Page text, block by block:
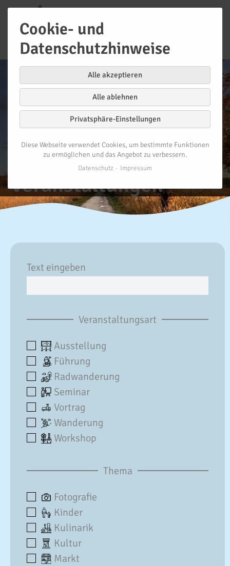
Veranstaltungen
Text eingeben
Veranstaltungsart
Ausstellung
Führung
Radwanderung
Seminar
Vortrag
Wanderung
Workshop
Thema
Fotografie
Kinder
Kulinarik
Kultur
Markt
Cookie- und
Datenschutzhinweise
Alle akzeptieren
Alle ablehnen
Privatsphäre-Einstellungen
Diese Webseite verwendet Cookies, um bestimmte Funktionen
zu ermöglichen und das Angebot zu verbessern.
Datenschutz Impressum